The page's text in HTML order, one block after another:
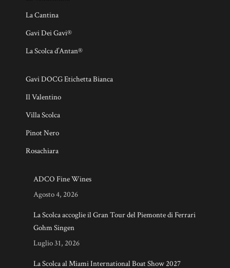
La Cantina
Gavi Dei Gavi®
La Scolca d’Antan®
Gavi DOCG Etichetta Bianca
Il Valentino
Villa Scolca
Pinot Nero
Rosachiara
ADCO Fine Wines
Agosto 4, 2026
La Scolca accoglie il Gran Tour del Piemonte di Ferrari
Gohm Singen
Luglio 31, 2026
La Scolca al Miami International Boat Show 2027